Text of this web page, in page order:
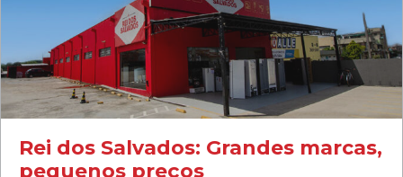
Segunda a sábado: 09h00 às 19h00
Domingo: FECHADA
ÚLTIMOS DIAS DE LIQUIDAÇÃO!
(41) 3411-1754
(41) 99249-4620
Rei dos Salvados: Grandes marcas,
pequenos preços